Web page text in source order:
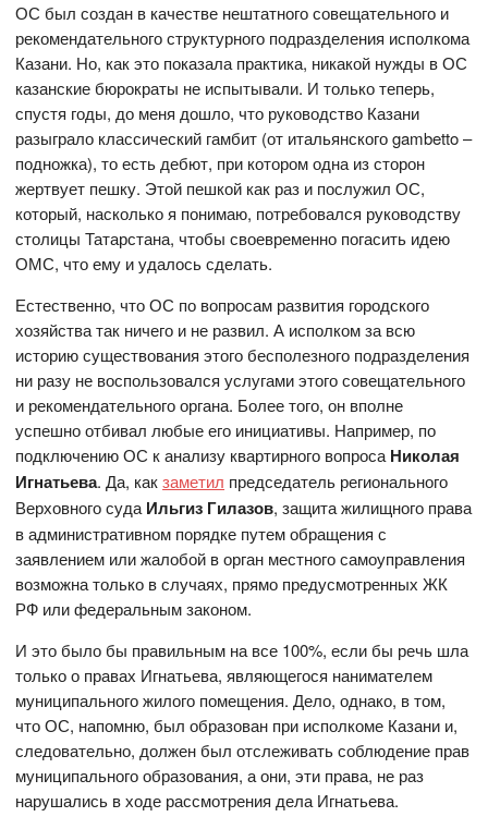
ОС был создан в качестве нештатного совещательного и
рекомендательного структурного подразделения исполкома
Казани. Но, как это показала практика, никакой нужды в ОС
казанские бюрократы не испытывали. И только теперь,
спустя годы, до меня дошло, что руководство Казани
разыграло классический гамбит (от итальянского gambetto –
подножка), то есть дебют, при котором одна из сторон
жертвует пешку. Этой пешкой как раз и послужил ОС,
который, насколько я понимаю, потребовался руководству
столицы Татарстана, чтобы своевременно погасить идею
ОМС, что ему и удалось сделать.
Естественно, что ОС по вопросам развития городского
хозяйства так ничего и не развил. А исполком за всю
историю существования этого бесполезного подразделения
ни разу не воспользовался услугами этого совещательного
и рекомендательного органа. Более того, он вполне
успешно отбивал любые его инициативы. Например, по
подключению ОС к анализу квартирного вопросаНиколая
Игнатьева. Да, какзаметил председатель регионального
Верховного судаИльгиз Гилазов, защита жилищного права
в административном порядке путем обращения с
заявлением или жалобой в орган местного самоуправления
возможна только в случаях, прямо предусмотренных ЖК
РФ или федеральным законом.
И это было бы правильным на все 100%, если бы речь шла
только о правах Игнатьева, являющегося нанимателем
муниципального жилого помещения. Дело, однако, в том,
что ОС, напомню, был образован при исполкоме Казани и,
следовательно, должен был отслеживать соблюдение прав
муниципального образования, а они, эти права, не раз
нарушались в ходе рассмотрения дела Игнатьева.